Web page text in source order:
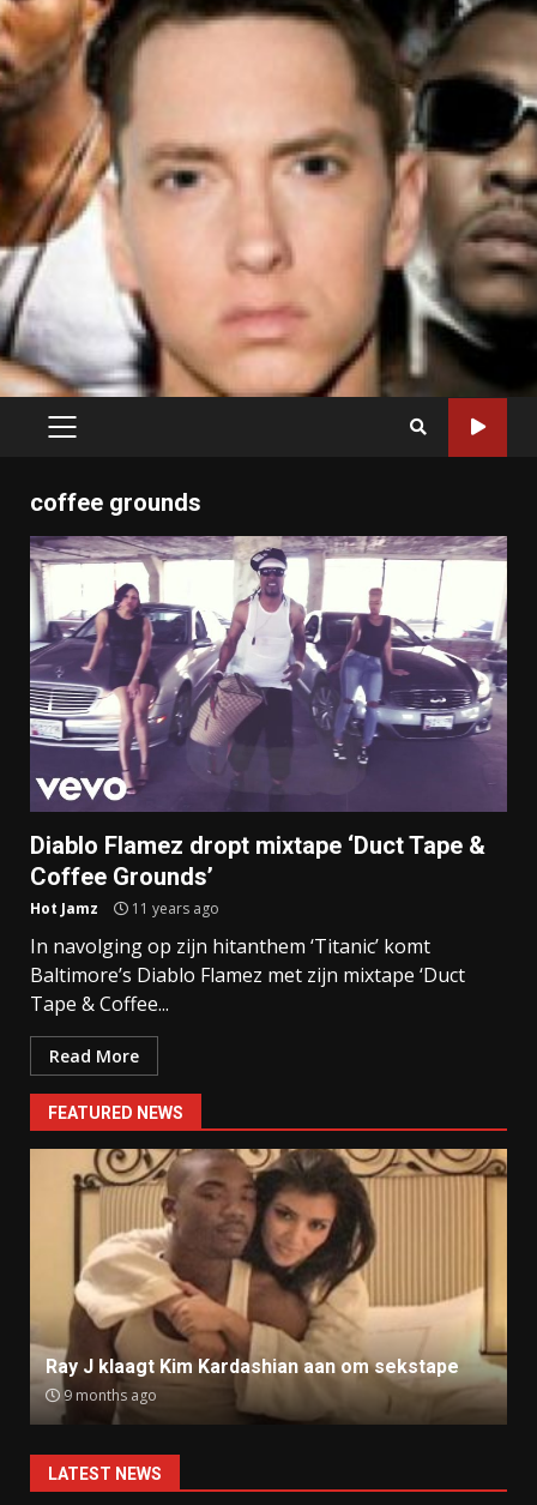
PRIMARY
coffee grounds
Diablo Flamez dropt mixtape ‘Duct Tape &
Coffee Grounds’
Hot Jamz 11 years ago
In navolging op zijn hitanthem ‘Titanic’ komt
Baltimore’s Diablo Flamez met zijn mixtape ‘Duct
Tape & Coffee...
Read More
FEATURED NEWS
Ray J klaagt Kim Kardashian aan om sekstape
9 months ago
LATEST NEWS